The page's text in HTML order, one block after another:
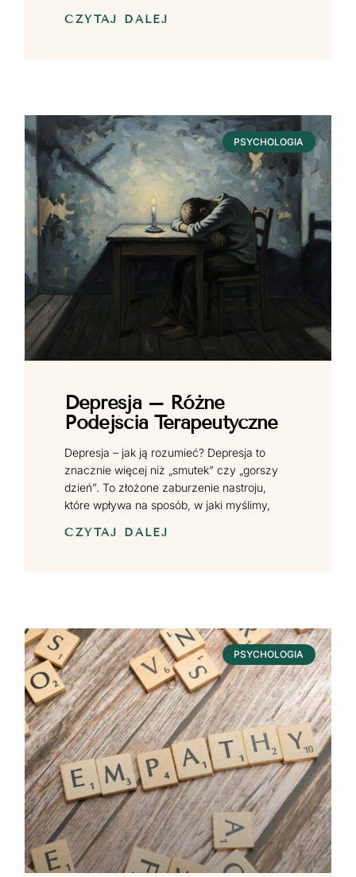
CZYTAJ DALEJ
PSYCHOLOGIA
Depresja – Różne
Podejścia Terapeutyczne
Depresja – jak ją rozumieć? Depresja to
znacznie więcej niż „smutek” czy „gorszy
dzień”. To złożone zaburzenie nastroju,
które wpływa na sposób, w jaki myślimy,
CZYTAJ DALEJ
PSYCHOLOGIA